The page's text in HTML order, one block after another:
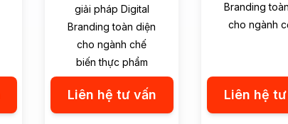
giải pháp Digital
Branding toàn diện
cho ngành chế
biến thực phẩm
Liên hệ tư vấn
Branding
cho ngành
Liên hệ